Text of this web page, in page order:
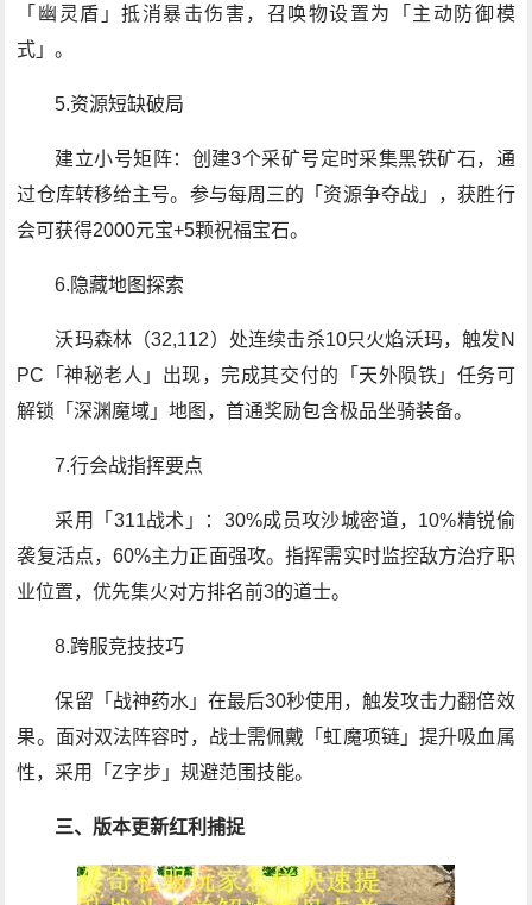
「幽灵盾」抵消暴击伤害，召唤物设置为「主动防御模
式」。
5.资源短缺破局
建立小号矩阵：创建3个采矿号定时采集黑铁矿石，通
过仓库转移给主号。参与每周三的「资源争夺战」，获胜行
会可获得2000元宝+5颗祝福宝石。
6.隐藏地图探索
沃玛森林（32,112）处连续击杀10只火焰沃玛，触发N
PC「神秘老人」出现，完成其交付的「天外陨铁」任务可
解锁「深渊魔域」地图，首通奖励包含极品坐骑装备。
7.行会战指挥要点
采用「311战术」：30%成员攻沙城密道，10%精锐偷
袭复活点，60%主力正面强攻。指挥需实时监控敌方治疗职
业位置，优先集火对方排名前3的道士。
8.跨服竞技技巧
保留「战神药水」在最后30秒使用，触发攻击力翻倍效
果。面对双法阵容时，战士需佩戴「虹魔项链」提升吸血属
性，采用「Z字步」规避范围技能。
三、版本更新红利捕捉